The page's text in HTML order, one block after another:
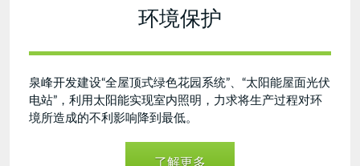
环境保护
泉峰开发建设“全屋顶式绿色花园系统”、“太阳能屋面光伏
电站”，利用太阳能实现室内照明，力求将生产过程对环
境所造成的不利影响降到最低。
了解更多